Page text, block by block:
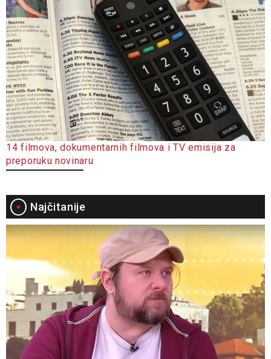
14 filmova, dokumentarnih filmova i TV emisija za
preporuku novinaru
Najčitanije